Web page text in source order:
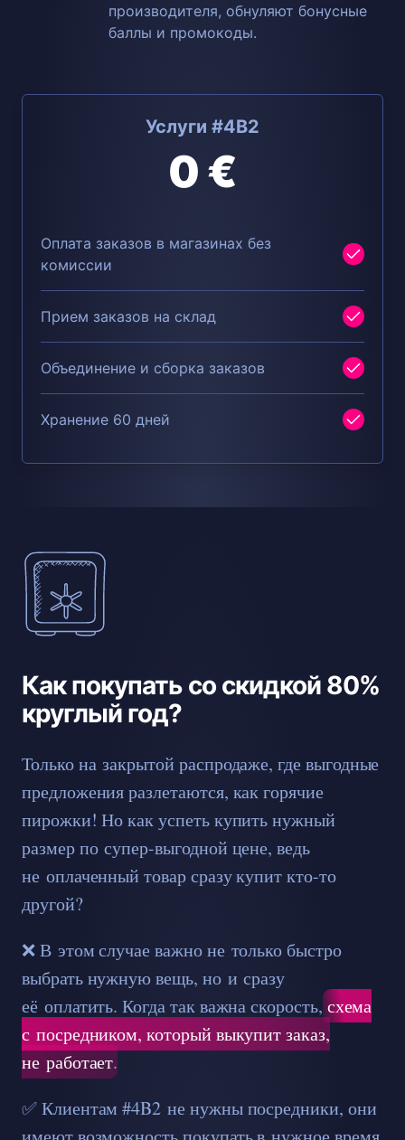
производителя, обнуляют бонусные
баллы и промокоды.
Услуги #4B2
0 €
Оплата заказов в магазинах без
комиссии
Прием заказов на склад
Объединение и сборка заказов
Хранение 60 дней
Как покупать со скидкой 80%
круглый год?
Только на закрытой распродаже, где выгодные
предложения разлетаются, как горячие
пирожки! Но как успеть купить нужный
размер по супер-выгодной цене, ведь
не оплаченный товар сразу купит кто-то
другой?
❌ В этом случае важно не только быстро
выбрать нужную вещь, но и сразу
её оплатить. Когда так важна скорость, схема
с посредником, который выкупит заказ,
не работает.
✅ Клиентам #4B2 не нужны посредники, они